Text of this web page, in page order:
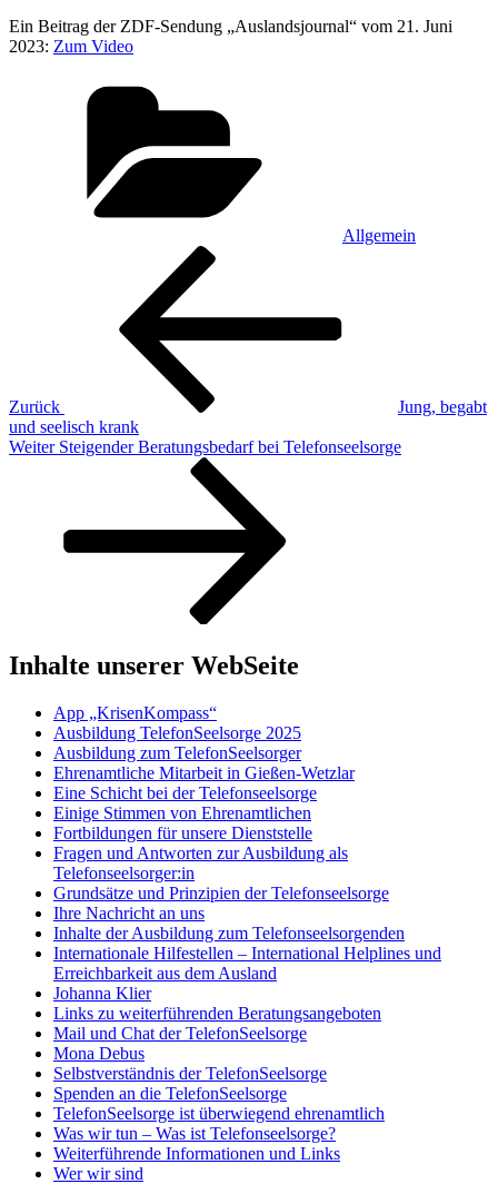
Ein Beitrag der ZDF-Sendung „Auslandsjournal“ vom 21. Juni
2023: Zum Video
Allgemein
Beitragsnavigation
Zurück
Jung, begabt
und seelisch krank
Nächster
Weiter Steigender Beratungsbedarf bei Telefonseelsorge
Inhalte unserer WebSeite
App „KrisenKompass“
Ausbildung TelefonSeelsorge 2025
Ausbildung zum TelefonSeelsorger
Ehrenamtliche Mitarbeit in Gießen-Wetzlar
Eine Schicht bei der Telefonseelsorge
Einige Stimmen von Ehrenamtlichen
Fortbildungen für unsere Dienststelle
Fragen und Antworten zur Ausbildung als
Telefonseelsorger:in
Grundsätze und Prinzipien der Telefonseelsorge
Ihre Nachricht an uns
Inhalte der Ausbildung zum Telefonseelsorgenden
Internationale Hilfestellen – International Helplines und
Erreichbarkeit aus dem Ausland
Johanna Klier
Links zu weiterführenden Beratungsangeboten
Mail und Chat der TelefonSeelsorge
Mona Debus
Selbstverständnis der TelefonSeelsorge
Spenden an die TelefonSeelsorge
TelefonSeelsorge ist überwiegend ehrenamtlich
Was wir tun – Was ist Telefonseelsorge?
Weiterführende Informationen und Links
Wer wir sind